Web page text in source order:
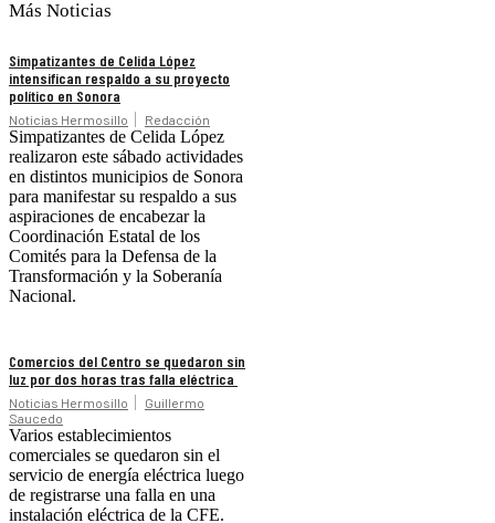
Más Noticias
Simpatizantes de Celida López
intensifican respaldo a su proyecto
político en Sonora
Noticias Hermosillo Redacción
Simpatizantes de Celida López
realizaron este sábado actividades
en distintos municipios de Sonora
para manifestar su respaldo a sus
aspiraciones de encabezar la
Coordinación Estatal de los
Comités para la Defensa de la
Transformación y la Soberanía
Nacional.
Comercios del Centro se quedaron sin
luz por dos horas tras falla eléctrica
Noticias Hermosillo
Guillermo
Saucedo
Varios establecimientos
comerciales se quedaron sin el
servicio de energía eléctrica luego
de registrarse una falla en una
instalación eléctrica de la CFE.